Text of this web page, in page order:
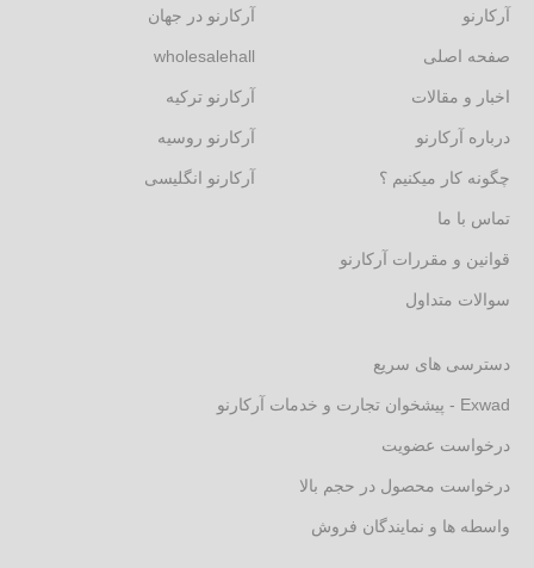
آرکارنو
صفحه اصلی
اخبار و مقالات
درباره آرکارنو
چگونه کار میکنیم ؟
تماس با ما
قوانین و مقررات آرکارنو
سوالات متداول
آرکارنو در جهان
wholesalehall
آرکارنو ترکیه
آرکارنو روسیه
آرکارنو انگلیسی
دسترسی های سریع
Exwad - پیشخوان تجارت و خدمات آرکارنو
درخواست عضویت
درخواست محصول در حجم بالا
واسطه ها و نمایندگان فروش